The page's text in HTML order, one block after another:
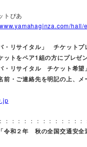
トぴあ
hall/
・リサイタル」 チケットプ
トをペア1組の方にプレゼ
・リサイタル チケット希望
前・ご連絡先を明記の上、メ
：：：：：：：：：：：：：
令和２年 秋の全国交通安全